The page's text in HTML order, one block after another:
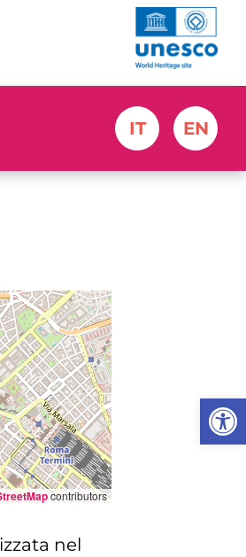
Apri
IT EN
contributors
nel